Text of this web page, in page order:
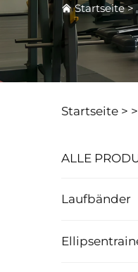
Startseite
Startseite > >
ALLE
Laufbänder